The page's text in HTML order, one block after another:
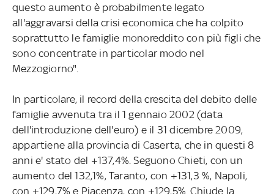
questo aumento è probabilmente legato
all'aggravarsi della crisi economica che ha colpito
soprattutto le famiglie monoreddito con più figli che
sono concentrate in particolar modo nel
Mezzogiorno".
In particolare, il record della crescita del debito delle
famiglie avvenuta tra il 1 gennaio 2002 (data
dell'introduzione dell'euro) e il 31 dicembre 2009,
appartiene alla provincia di Caserta, che in questi 8
anni e' stato del +137,4%. Seguono Chieti, con un
aumento del 132,1%, Taranto, con +131,3 %, Napoli,
con +129,7% e Piacenza, con +129,5%. Chiude la